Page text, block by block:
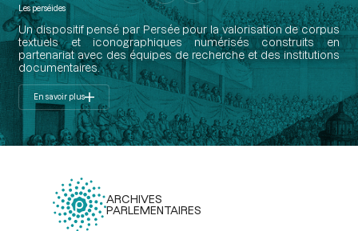
Les perséides
Un dispositif pensé par Persée pour la valorisation de corpus
textuels et iconographiques numérisés construits en
partenariat avec des équipes de recherche et des institutions
documentaires.
En savoir plus
ARCHIVES
PARLEMENTAIRES